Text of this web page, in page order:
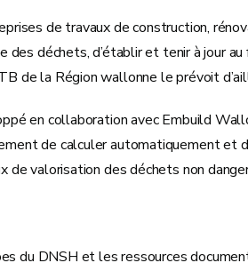
de travaux de construction,
des déchets, d’établir et tenir à jour
de la Région wallonne le prévoit
en collaboration avec Embuild
de calculer automatiquement et
de valorisation des déchets non
du DNSH et les ressources